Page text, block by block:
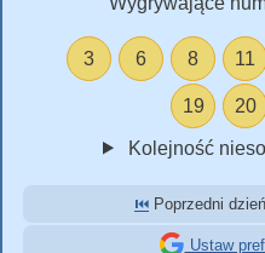
3 6 8 11
19 20
Kolejność
⏮️ Poprzedni
Ustaw